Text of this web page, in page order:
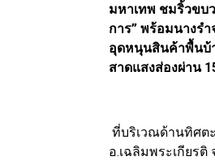
มหาเทพ ชมริ้วขบ
การ” พร้อมนางร
อุดหนุนสินค้าพื้นบ้
สาดแสงส่องผ่าน
ที่บริเวณด้านทิศต
อ.เฉลิมพระเกียร